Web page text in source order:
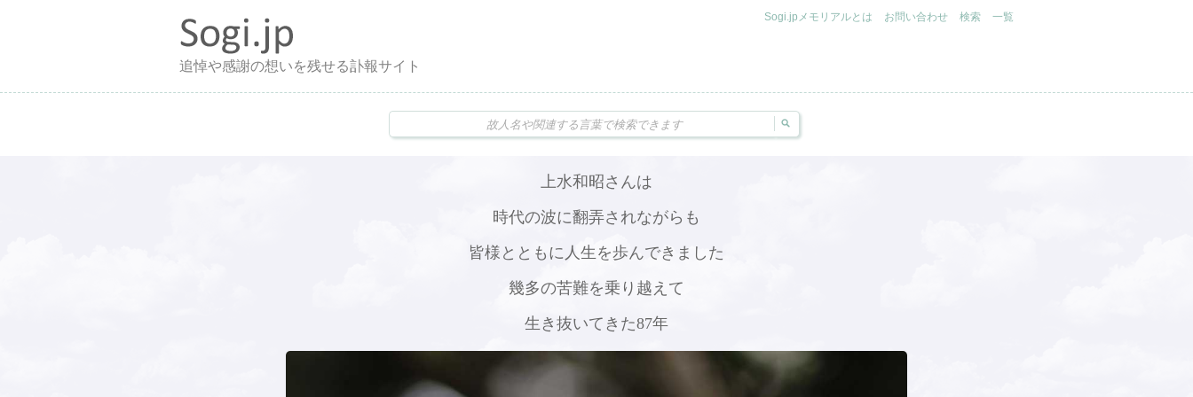
追悼や感謝の想いを残せる訃報サイト
Sogi.jpメモリアルとは お問い合わせ 検索 一覧
上水和昭さんは
時代の波に翻弄されながらも
皆様とともに人生を歩んできました
幾多の苦難を乗り越えて
生き抜いてきた87年